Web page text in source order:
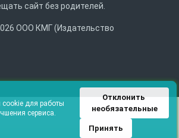
сайт без родителей.
ООО КМГ (Издательство
для работы
сервиса.
Отклонить
необязательные
Принять